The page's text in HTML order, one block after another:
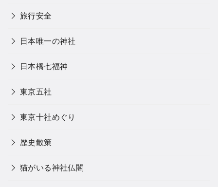
旅行安全
日本唯一の神社
日本橋七福神
東京五社
東京十社めぐり
歴史散策
猫がいる神社仏閣